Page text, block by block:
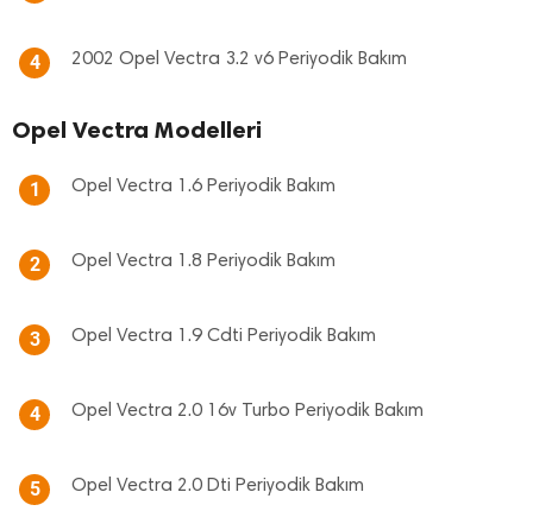
4 2002 Opel Vectra 3.2 v6 Periyodik Bakım
Opel Vectra Modelleri
1 Opel Vectra 1.6 Periyodik Bakım
2 Opel Vectra 1.8 Periyodik Bakım
3 Opel Vectra 1.9 Cdti Periyodik Bakım
4 Opel Vectra 2.0 16v Turbo Periyodik Bakım
5 Opel Vectra 2.0 Dti Periyodik Bakım